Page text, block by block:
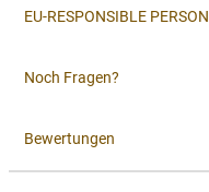
EU-RESPONSIBLE PERSON
Noch Fragen?
Bewertungen